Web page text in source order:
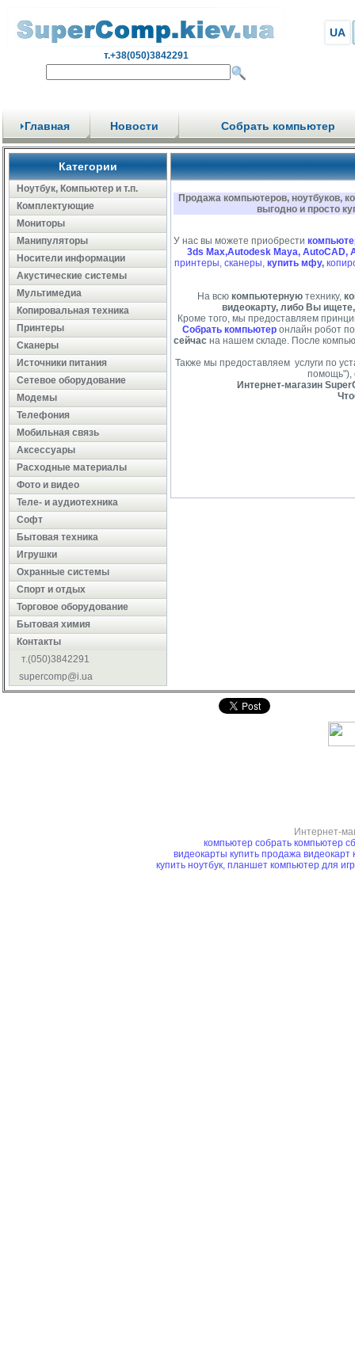
т.+38(050)3842291
UA
Главная Новости Собрать компьютер
Категории
Ноутбук, Компьютер и т.п.
Комплектующие
Мониторы
Манипуляторы
Носители информации
Акустические системы
Мультимедиа
Копировальная техника
Принтеры
Сканеры
Источники питания
Сетевое оборудование
Модемы
Телефония
Мобильная связь
Аксессуары
Расходные материалы
Фото и видео
Теле- и аудиотехника
Софт
Бытовая техника
Игрушки
Охранные системы
Cпорт и отдых
Торговое оборудование
Бытовая химия
Контакты
т.(050)3842291
supercomp@i.ua
Продажа компьютеров, ноутбуков,
выгодно и просто
У нас вы можете приобрести
3ds Max,Autodesk Maya, AutoCAD,
принтеры, сканеры, купить мфу,
На всю компьютерную технику,
видеокарту, либо Вы
Кроме того, мы предоставляем
Собрать компьютеронлайн робот
сейчас на нашем складе. После
Также мы предоставляем услуги по
помощь"),
Интернет-магазин
Интернет-
компьютер собрать компьютер
видеокарты купить продажа видеокарт
купить ноутбук, планшет компьютер для